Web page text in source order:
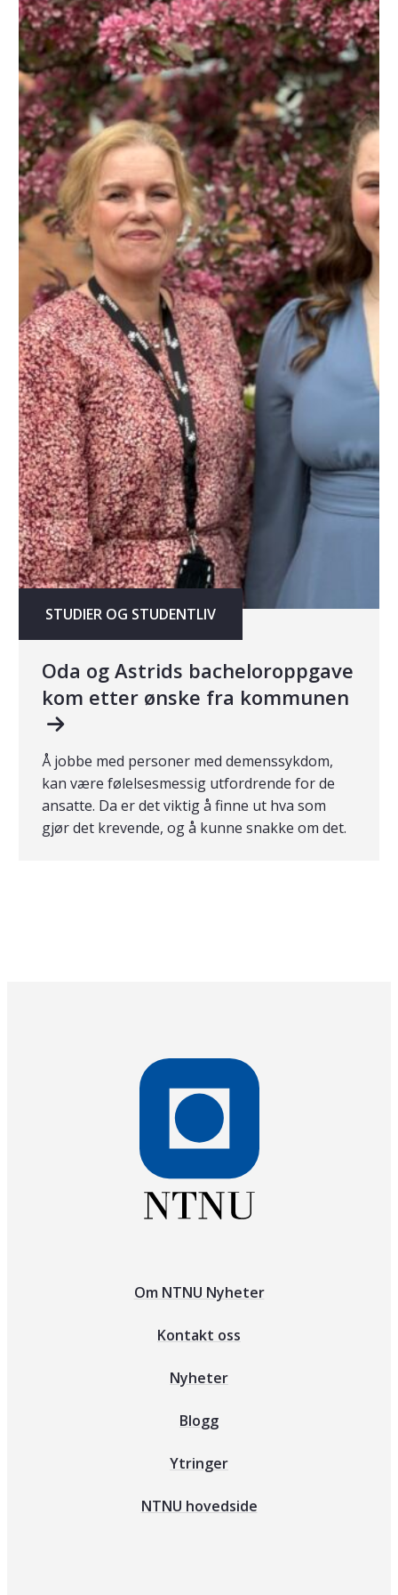
STUDIER OG STUDENTLIV
Oda og Astrids bacheloroppgave
kom etter ønske fra kommunen
Å jobbe med personer med demenssykdom,
kan være følelsesmessig utfordrende for de
ansatte. Da er det viktig å finne ut hva som
gjør det krevende, og å kunne snakke om det.
Om NTNU Nyheter
Kontakt oss
Nyheter
Blogg
Ytringer
NTNU hovedside